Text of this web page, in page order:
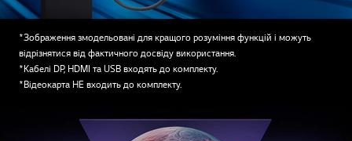
*Зображення змодельовані для кращого розуміння функцій і можуть
відрізнятися від фактичного досвіду використання.
*Кабелі DP, HDMI та USB входять до комплекту.
*Відеокарта НЕ входить до комплекту.